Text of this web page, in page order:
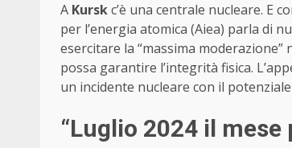
A Kurskc’è una centrale nucleare. E
per l’energia atomica (Aiea) parla di
esercitare la “massima
possa garantire l’integrità fisica.
un incidente nucleare con il
“Luglio 2024 il